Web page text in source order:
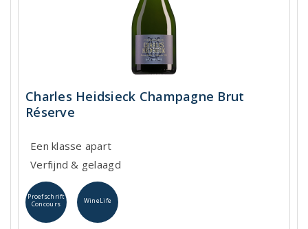
Charles Heidsieck Champagne Brut
Réserve
Een klasse apart
Verfijnd & gelaagd
Proefschrift
Concours
WineLife